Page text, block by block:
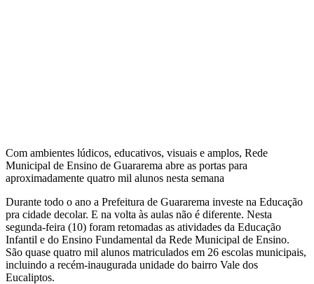
Com ambientes lúdicos, educativos, visuais e amplos, Rede
Municipal de Ensino de Guararema abre as portas para
aproximadamente quatro mil alunos nesta semana
Durante todo o ano a Prefeitura de Guararema investe na Educação
pra cidade decolar. E na volta às aulas não é diferente. Nesta
segunda-feira (10) foram retomadas as atividades da Educação
Infantil e do Ensino Fundamental da Rede Municipal de Ensino.
São quase quatro mil alunos matriculados em 26 escolas municipais,
incluindo a recém-inaugurada unidade do bairro Vale dos
Eucaliptos.